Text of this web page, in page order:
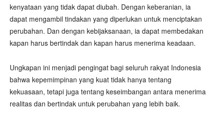
kenyataan yang tidak dapat diubah. Dengan keberanian, ia
dapat mengambil tindakan yang diperlukan untuk menciptakan
perubahan. Dan dengan kebijaksanaan, ia dapat membedakan
kapan harus bertindak dan kapan harus menerima keadaan.
Ungkapan ini menjadi pengingat bagi seluruh rakyat Indonesia
bahwa kepemimpinan yang kuat tidak hanya tentang
kekuasaan, tetapi juga tentang keseimbangan antara menerima
realitas dan bertindak untuk perubahan yang lebih baik.